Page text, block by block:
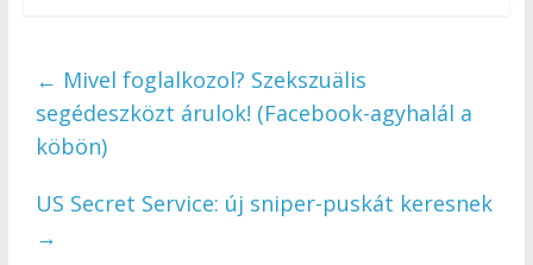
← Mivel foglalkozol? Szekszuälis
segédeszközt árulok! (Facebook-agyhalál a
köbön)
US Secret Service: új sniper-puskát keresnek
→